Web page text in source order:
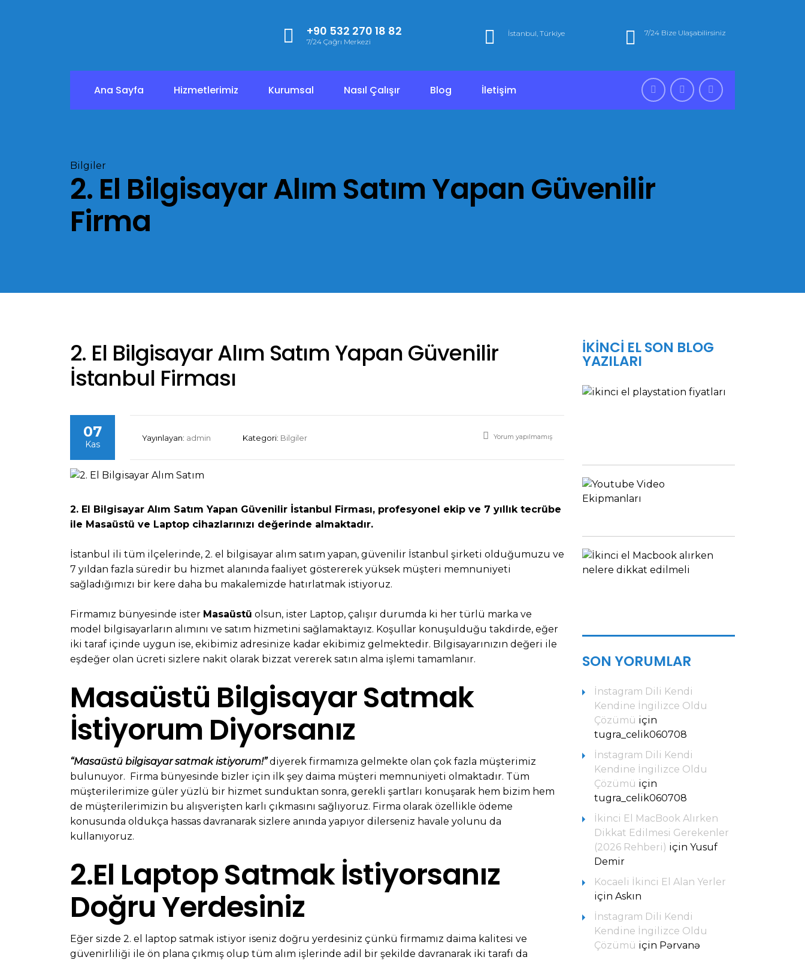
+90 532 270 18 82
7/24 Çağrı Merkezi
İstanbul, Türkiye 7/24 Bize Ulaşabilirsiniz
Ana Sayfa Hizmetlerimiz Kurumsal Nasıl Çalışır Blog İletişim
Bilgiler
2. El Bilgisayar Alım Satım Yapan Güvenilir
Firma
2. El Bilgisayar Alım Satım Yapan Güvenilir
İstanbul Firması
07
Kas
Yayınlayan: admin Kategori: Bilgiler Yorum yapılmamış
2. El Bilgisayar Alım Satım Yapan Güvenilir İstanbul Firması, profesyonel ekip ve 7 yıllık tecrübe
ile Masaüstü ve Laptop cihazlarınızı değerinde almaktadır.
İstanbul ili tüm ilçelerinde, 2. el bilgisayar alım satım yapan, güvenilir İstanbul şirketi olduğumuzu ve
7 yıldan fazla süredir bu hizmet alanında faaliyet göstererek yüksek müşteri memnuniyeti
sağladığımızı bir kere daha bu makalemizde hatırlatmak istiyoruz.
Firmamız bünyesinde ister Masaüstü olsun, ister Laptop, çalışır durumda ki her türlü marka ve
model bilgisayarların alımını ve satım hizmetini sağlamaktayız. Koşullar konuşulduğu takdirde, eğer
iki taraf içinde uygun ise, ekibimiz adresinize kadar ekibimiz gelmektedir. Bilgisayarınızın değeri ile
eşdeğer olan ücreti sizlere nakit olarak bizzat vererek satın alma işlemi tamamlanır.
Masaüstü Bilgisayar Satmak
İstiyorum Diyorsanız
“Masaüstü bilgisayar satmak istiyorum!”diyerek firmamıza gelmekte olan çok fazla müşterimiz
bulunuyor. Firma bünyesinde bizler için ilk şey daima müşteri memnuniyeti olmaktadır. Tüm
müşterilerimize güler yüzlü bir hizmet sunduktan sonra, gerekli şartları konuşarak hem bizim hem
de müşterilerimizin bu alışverişten karlı çıkmasını sağlıyoruz. Firma olarak özellikle ödeme
konusunda oldukça hassas davranarak sizlere anında yapıyor dilerseniz havale yolunu da
kullanıyoruz.
2.El Laptop Satmak İstiyorsanız
Doğru Yerdesiniz
Eğer sizde 2. el laptop satmak istiyor iseniz doğru yerdesiniz çünkü firmamız daima kalitesi ve
güvenirliliği ile ön plana çıkmış olup tüm alım işlerinde adil bir şekilde davranarak iki tarafı da
İKINCI EL SON BLOG
YAZILARI
SON YORUMLAR
İnstagram Dili Kendi
Kendine İngilizce Oldu
Çözümü için
tugra_celik060708
İnstagram Dili Kendi
Kendine İngilizce Oldu
Çözümü için
tugra_celik060708
İkinci El MacBook Alırken
Dikkat Edilmesi Gerekenler
(2026 Rehberi) için Yusuf
Demir
Kocaeli İkinci El Alan Yerler
için Askın
İnstagram Dili Kendi
Kendine İngilizce Oldu
Çözümü için Pərvanə